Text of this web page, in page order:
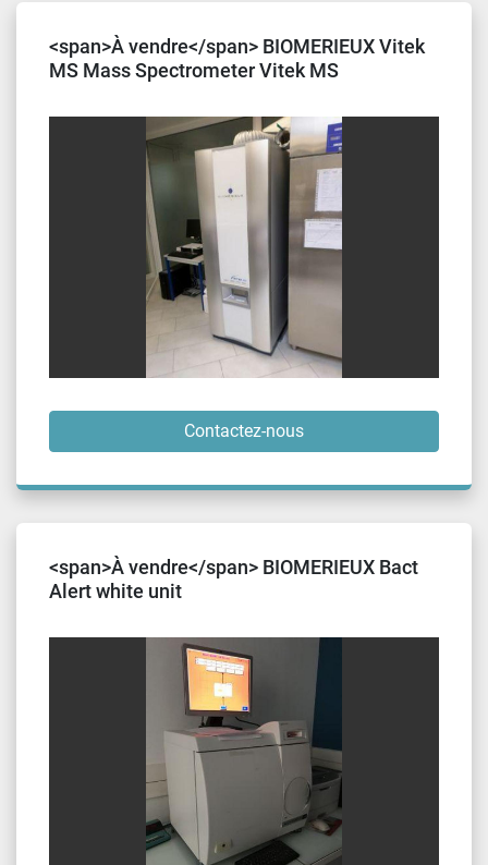
<span>À vendre</span> BIOMERIEUX Vitek
MS Mass Spectrometer Vitek MS
Contactez-nous
<span>À vendre</span> BIOMERIEUX Bact
Alert white unit